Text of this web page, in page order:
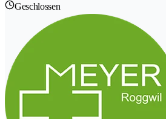
Geschlossen